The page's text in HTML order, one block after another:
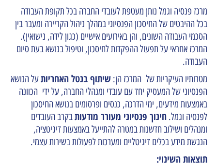
מרכז פנסיה וגמל נותן מעטפת לעובדי החברה בכל תקופת העבודה
בכל ההיבטים של החיסכון הפנסיוני במהלך ניהול הקריירה ומעבר בין
הסכמי העבודה השונים, והן באירועים אישיים (כגון לידה, נישואין).
המרכז אחראי על תפעול ההפקדות לחיסכון, וטיפול בנושא בעת סיום
העבודה.
מטרותיו העיקריות של המרכז הן: שיתוף בנטל האחריותעל הנושא
הפנסיוני של המעסיק יחד עם עובדי ומנהלי החברה, על ידי הכוונה
באמצעות מידעים, ימי הדרכה, כנסים ופרסומים בנושא החיסכון
לפנסיה וגמל. חינוך פנסיוני מעורר מודעותבקרב העובדים
ומנהלים ושילוב חדשנות במטרה להתייעל באמצעות דיגיטציה,
הנגשת מידע בכלים דיגיטליים ומערכות לפעולות בשירות עצמי.
תוצאות השינוי: